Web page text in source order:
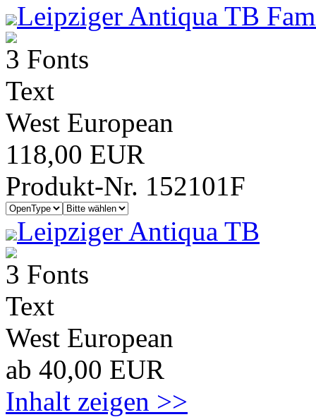
Leipziger Antiqua TB
3 Fonts
Text
West European
118,00 EUR
Produkt-Nr. 152101F
Leipziger Antiqua TB
3 Fonts
Text
West European
ab 40,00 EUR
Inhalt zeigen >>